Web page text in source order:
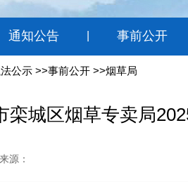
通知公告 事前公开
公示 >>事前公开 >>烟草局
栾城区烟草专卖局
源：